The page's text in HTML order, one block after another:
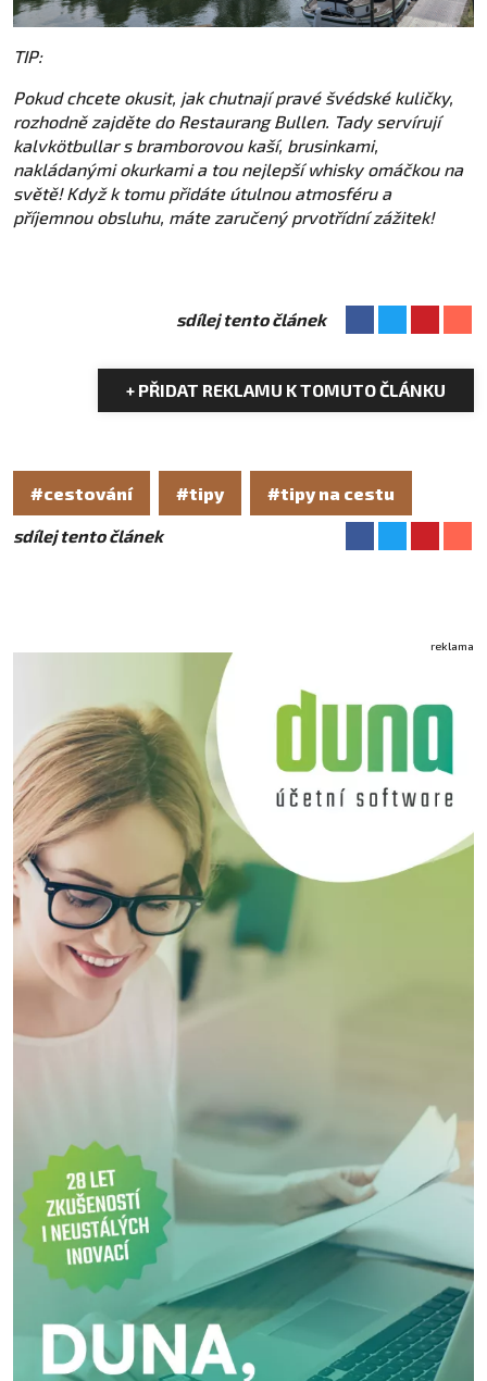
TIP:
Pokud chcete okusit, jak chutnají pravé švédské kuličky,
rozhodně zajděte do Restaurang Bullen. Tady servírují
kalvkötbullar s bramborovou kaší, brusinkami,
nakládanými okurkami a tou nejlepší whisky omáčkou na
světě! Když k tomu přidáte útulnou atmosféru a
příjemnou obsluhu, máte zaručený prvotřídní zážitek!
sdílej tento článek
+ PŘIDAT REKLAMU K TOMUTO ČLÁNKU
#cestování #tipy #tipy na cestu
sdílej tento článek
reklama